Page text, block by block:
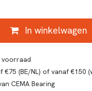
In winkelwagen
voorraad
€75 (BE/NL) of vanaf €150
CEMA Bearing